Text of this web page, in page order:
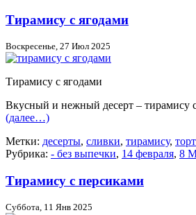
Тирамису с ягодами
Воскресенье, 27 Июл 2025
Тирамису с ягодами
Вкусный и нежный десерт – тирамису
(далее…)
Метки: десерты, сливки, тирамису,
Рубрика: - без выпечки, 14 февраля, 8
Тирамису с персиками
Суббота, 11 Янв 2025